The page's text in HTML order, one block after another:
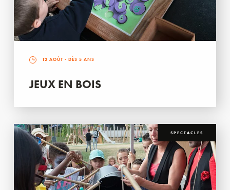
12 AOÛT - DÈS 5 ANS
JEUX EN BOIS
SPECTACLES